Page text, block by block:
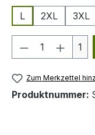
L
2XL 3XL
Produkt 1
Zum Merkzettel
Produktnummer: